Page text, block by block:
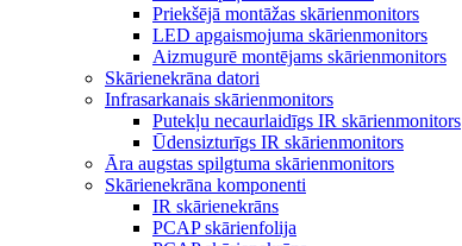
Priekšējā montāžas skārienmonitors
LED apgaismojuma skārienmonitors
Aizmugurē montējams skārienmonitors
Skārienekrāna datori
Infrasarkanais skārienmonitors
Putekļu necaurlaidīgs IR skārienmonitors
Ūdensizturīgs IR skārienmonitors
Āra augstas spilgtuma skārienmonitors
Skārienekrāna komponenti
IR skārienekrāns
PCAP skārienfolija